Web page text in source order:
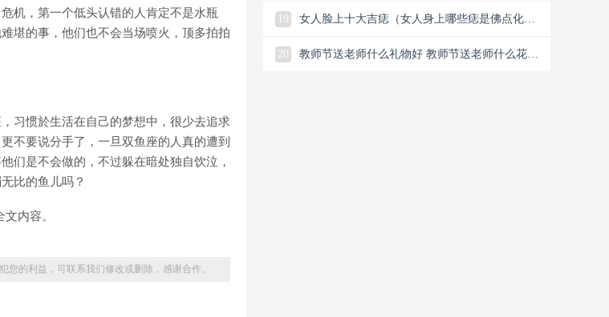
机，第一个低头认错的人肯定不是水瓶
堪的事，他们也不会当场喷火，顶多拍拍
习惯於生活在自己的梦想中，很少去追求
不要说分手了，一旦双鱼座的人真的遭到
们是不会做的，不过躲在暗处独自饮泣，
比的鱼儿吗？
内容。
的利益，可联系我们修改或删除，感谢合作。
19
女人脸上十大吉痣（女人身上哪些痣是佛点化的
20
教师节送老师什么礼物好 教师节送老师什么花合